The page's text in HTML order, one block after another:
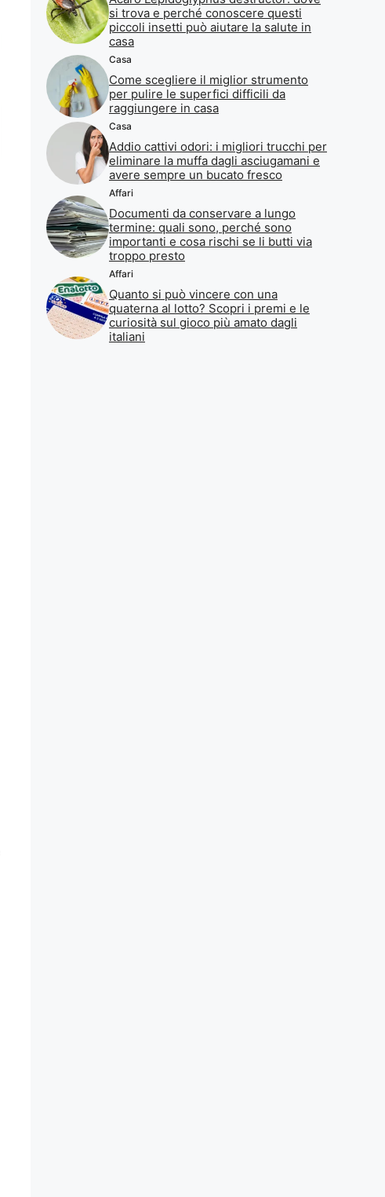
si trova e perché conoscere questi
piccoli insetti può aiutare la salute in
casa
Casa
Come scegliere il miglior strumento
per pulire le superfici difficili da
raggiungere in casa
Casa
Addio cattivi odori: i migliori trucchi per
eliminare la muffa dagli asciugamani e
avere sempre un bucato fresco
Affari
Documenti da conservare a lungo
termine: quali sono, perché sono
importanti e cosa rischi se li butti via
troppo presto
Affari
Quanto si può vincere con una
quaterna al lotto? Scopri i premi e le
curiosità sul gioco più amato dagli
italiani